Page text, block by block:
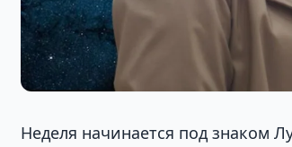
Неделя начинается под знаком